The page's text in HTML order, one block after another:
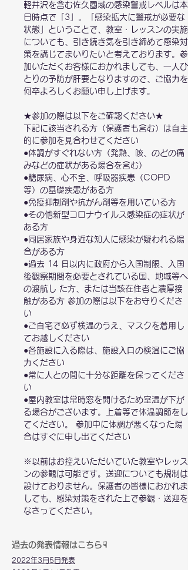
軽井沢を含む佐久圏域の感染警戒レベルは本
日時点で「3」。「感染拡大に警戒が必要な
状態」ということで、教室・レッスンの実施
についても、引き続き気を引き締めて感染対
策を講じてまいりたいと考えております。参
加いただくお客様におかれましても、⼀⼈ひ
とりの予防が肝要となりますので、ご協⼒を
何卒よろしくお願い申し上げます。
★参加の際は以下をご確認ください★
下記に該当される⽅（保護者も含む）は⾃主
的に参加を⾒合わせてください
●体調がすぐれない⽅（発熱、咳、のどの痛
みなどの症状がある場合を含む）
●糖尿病、⼼不全、呼吸器疾患（COPD
等）の基礎疾患がある⽅
●免疫抑制剤や抗がん剤等を⽤いている⽅
●その他新型コロナウイルス感染症の症状が
ある⽅
●同居家族や⾝近な知⼈に感染が疑われる場
合がある⽅
●過去 14 ⽇以内に政府から⼊国制限、⼊国
後観察期間を必要とされている国、地域等へ
の渡航し た⽅、または当該在住者と濃厚接
触がある⽅ 参加の際は以下をお守りくださ
い
●ご⾃宅で必ず検温のうえ、マスクを着⽤し
てお越しください
●各施設に⼊る際は、施設⼊⼝の検温にご協
⼒ください
●常に⼈との間に⼗分な距離を保ってくださ
い
●屋内教室は常時窓を開けるため室温が下が
る場合がございます。上着等で体温調節をし
てください。 参加中に体調が悪くなった場
合はすぐに申し出てください
※以前はお控えいただいていた教室やレッス
ンの参観は可能です。送迎についても規制は
設けておりません。保護者の皆様におかれま
しても、感染対策をされた上で参観・送迎を
なさってください。
​過去の発表情報はこちら☟
​2022年3月5日発表